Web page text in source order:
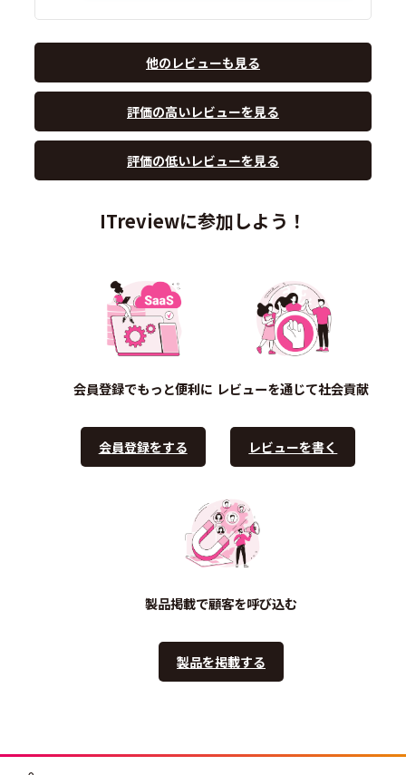
他のレビューも見る
評価の高いレビューを見る
評価の低いレビューを見る
ITreviewに参加しよう！
会員登録でもっと便利に
会員登録をする
レビューを通じて社会貢献
レビューを書く
製品掲載で顧客を呼び込む
製品を掲載する